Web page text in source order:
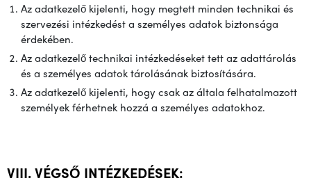
Az adatkezelő kijelenti, hogy megtett minden technikai és
szervezési intézkedést a személyes adatok biztonsága
érdekében.
Az adatkezelő technikai intézkedéseket tett az adattárolás
és a személyes adatok tárolásának biztosítására.
Az adatkezelő kijelenti, hogy csak az általa felhatalmazott
személyek férhetnek hozzá a személyes adatokhoz.
VIII. VÉGSŐ INTÉZKEDÉSEK: